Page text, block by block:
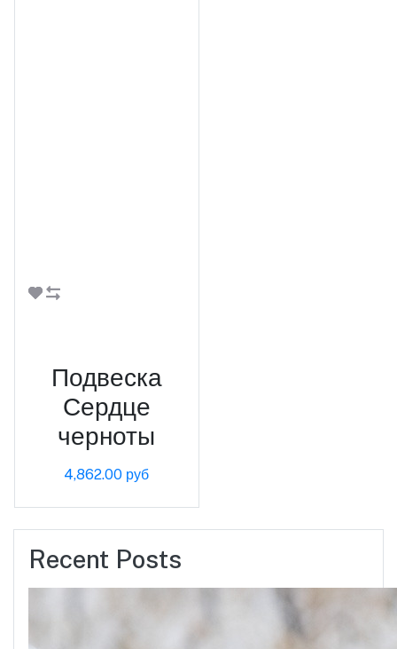
Подвеска
Сердце
черноты
4,862.00 руб
Recent Posts